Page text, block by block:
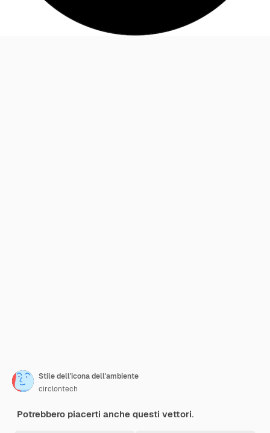
Stile dell'icona dell'ambiente
circlontech
Potrebbero piacerti anche questi vettori.